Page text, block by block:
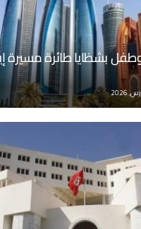
بشظايا طائرة مسيرة